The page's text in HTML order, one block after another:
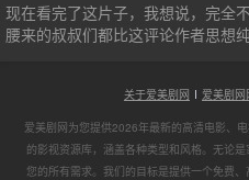
现在看完了这片子，我想说，完全
腰来的叔叔们都比这评论作者思想
关于爱美剧网 爱美剧网
爱美剧网为您提供2026年最新的高清电影、
的影视资源库，涵盖各种类型和风格。无论
您的所有需求。我们的目标是提供一个免费